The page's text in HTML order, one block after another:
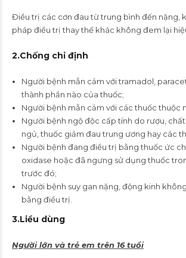
Điều trị các cơn đau từ trung bình đến nặng,
pháp điều trị thay thế khác không đem lại
2.Chống chỉ định
Người bệnh mẫn cảm với tramadol,
thành phần nào của thuốc;
Người bệnh mẫn cảm với các thuốc thuộc
Người bệnh ngộ độc cấp tính do rượu,
ngủ, thuốc giảm đau trung ương hay các
Người bệnh đang điều trị bằng thuốc ức
oxidase hoặc đã ngưng sử dụng thuốc
trước đó;
Người bệnh suy gan nặng, động kinh
bằng điều trị.
3.Liều dùng
Người lớn và trẻ em trên 16 tuổi